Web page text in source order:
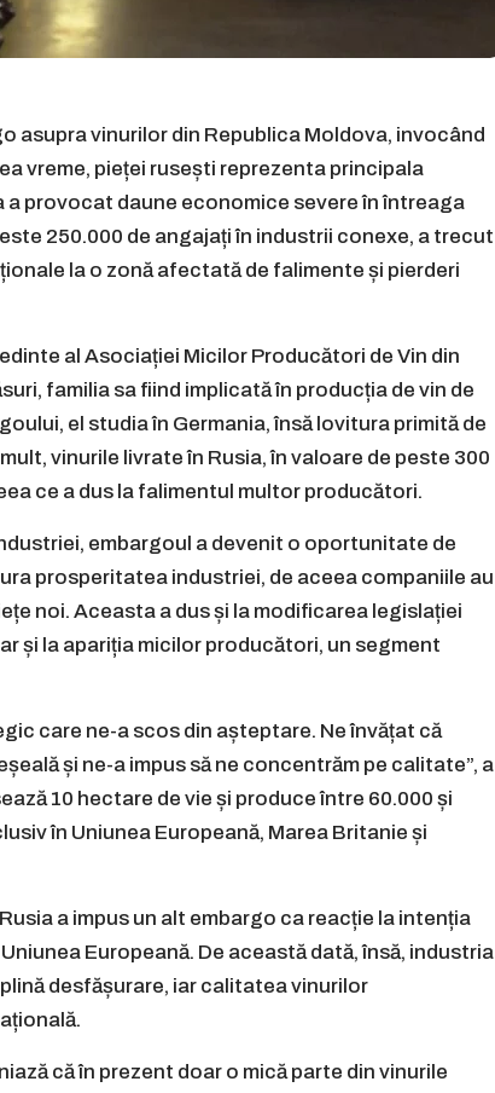
asupra vinurilor din Republica Moldova, invocând
vreme, pieței rusești reprezenta principala
provocat daune economice severe în întreaga
250.000 de angajați în industrii conexe, a trecut
la o zonă afectată de falimente și pierderi
al Asociației Micilor Producători de Vin din
familia sa fiind implicată în producția de vin de
el studia în Germania, însă lovitura primită de
vinurile livrate în Rusia, în valoare de peste 300
ce a dus la falimentul multor producători.
embargoul a devenit o oportunitate de
prosperitatea industriei, de aceea companiile au
noi. Aceasta a dus și la modificarea legislației
și la apariția micilor producători, un segment
care ne-a scos din așteptare. Ne învățat că
și ne-a impus să ne concentrăm pe calitate”, a
10 hectare de vie și produce între 60.000 și
în Uniunea Europeană, Marea Britanie și
a impus un alt embargo ca reacție la intenția
Europeană. De această dată, însă, industria
desfășurare, iar calitatea vinurilor
că în prezent doar o mică parte din vinurile